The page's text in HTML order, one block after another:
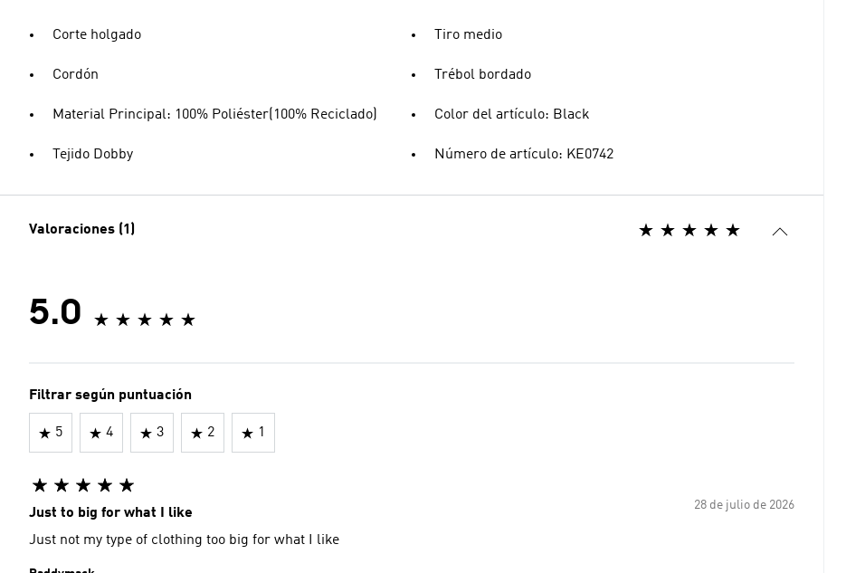
Corte holgado
Cordón
Material Principal: 100% Poliéster(100% Reciclado)
Tejido Dobby
Tiro medio
Trébol bordado
Color del artículo: Black
Número de artículo: KE0742
Valoraciones (1)
5.0
Filtrar según puntuación
5 4 3 2 1
28 de julio de 2026
Just to big for what I like
Just not my type of clothing too big for what I like